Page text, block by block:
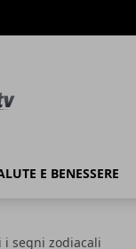
E BENESSERE
segni zodiacali